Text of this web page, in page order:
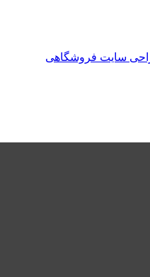
سایت فروشگاهی